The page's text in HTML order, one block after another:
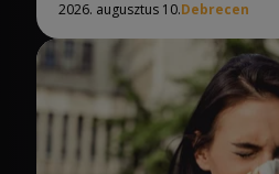
2026. augusztus 10.Debrecen